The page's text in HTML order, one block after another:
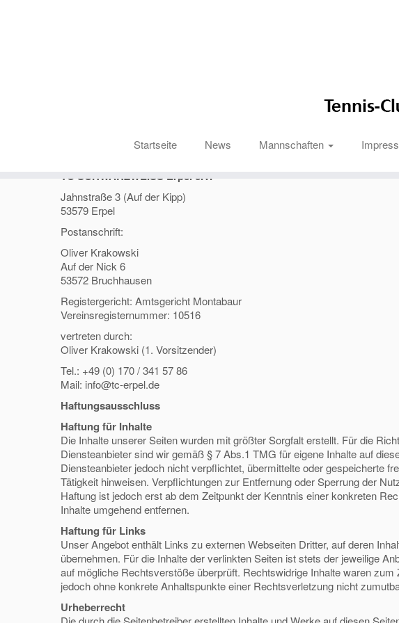
Startseite News Mannschaften
TC SCHWARZWEISS Erpel e.V.
Jahnstraße 3 (Auf der Kipp)
53579 Erpel
Postanschrift:
Oliver Krakowski
Auf der Nick 6
53572 Bruchhausen
Registergericht: Amtsgericht Montabaur
Vereinsregisternummer: 10516
vertreten durch:
Oliver Krakowski (1. Vorsitzender)
Tel.: +49 (0) 170 / 341 57 86
Mail: info@tc-erpel.de
Haftungsausschluss
Haftung für Inhalte
Die Inhalte unserer Seiten wurden mit größter Sorgfalt erstellt. Für die
Diensteanbieter sind wir gemäß § 7 Abs.1 TMG für eigene Inhalte auf
Diensteanbieter jedoch nicht verpflichtet, übermittelte oder gespeicherte
Tätigkeit hinweisen. Verpflichtungen zur Entfernung oder Sperrung der
Haftung ist jedoch erst ab dem Zeitpunkt der Kenntnis einer konkreten
Inhalte umgehend entfernen.
Haftung für Links
Unser Angebot enthält Links zu externen Webseiten Dritter, auf deren
übernehmen. Für die Inhalte der verlinkten Seiten ist stets der jeweilige
auf mögliche Rechtsverstöße überprüft. Rechtswidrige Inhalte waren
jedoch ohne konkrete Anhaltspunkte einer Rechtsverletzung nicht
Urheberrecht